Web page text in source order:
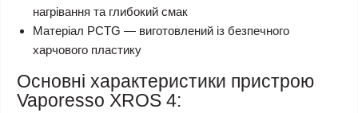
нагрівання та глибокий смак
Матеріал PCTG — виготовлений із безпечного
харчового пластику
Основні характеристики пристрою
Vaporesso XROS 4: